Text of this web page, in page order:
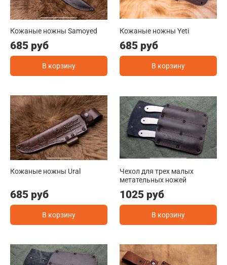
Кожаные ножны Samoyed
685 руб
В корзину
Кожаные ножны Yeti
685 руб
В корзину
Кожаные ножны Ural
685 руб
В корзину
Чехол для трех малых
метательных ножей
1025 руб
В корзину